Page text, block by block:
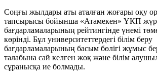
Соңғы жылдары аты аталған жоғары оқу
тапсырысы бойынша «Атамекен» ҰКП
бағдарламаларының рейтингінде үнемі
көрінді. Бұл университеттердегі білім беру
бағдарламаларының басым бөлігі жұмыс
талабына сай келген жоқ және білім
сұранысқа ие болмады.